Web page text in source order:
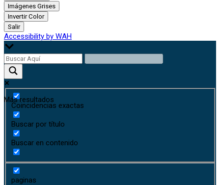
Imágenes Grises
Invertir Color
Salir
Accessibility by WAH
Más resultados
Coincidencias exactas
Buscar por título
Buscar en contenido
paginas